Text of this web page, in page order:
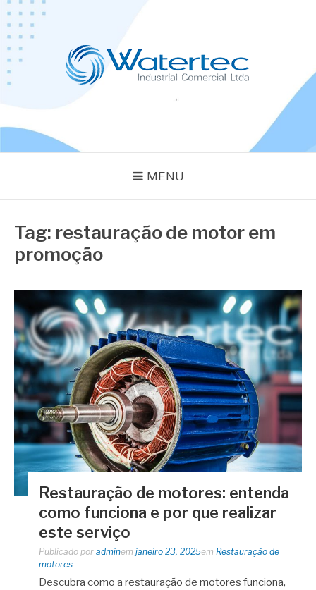
Pular
para
conteúdo
MENU
Tag: restauração de motor em
promoção
Restauração de motores: entenda
como funciona e por que realizar
este serviço
Publicado por adminem janeiro 23, 2025em Restauração de
motores
Descubra como a restauração de motores funciona,